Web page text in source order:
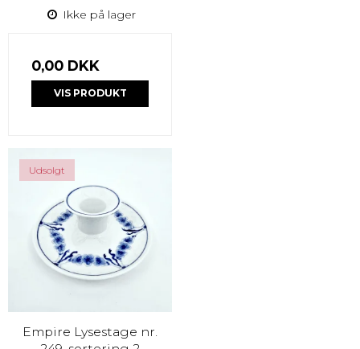
Ikke på lager
0,00 DKK
VIS PRODUKT
Udsolgt
Empire Lysestage nr.